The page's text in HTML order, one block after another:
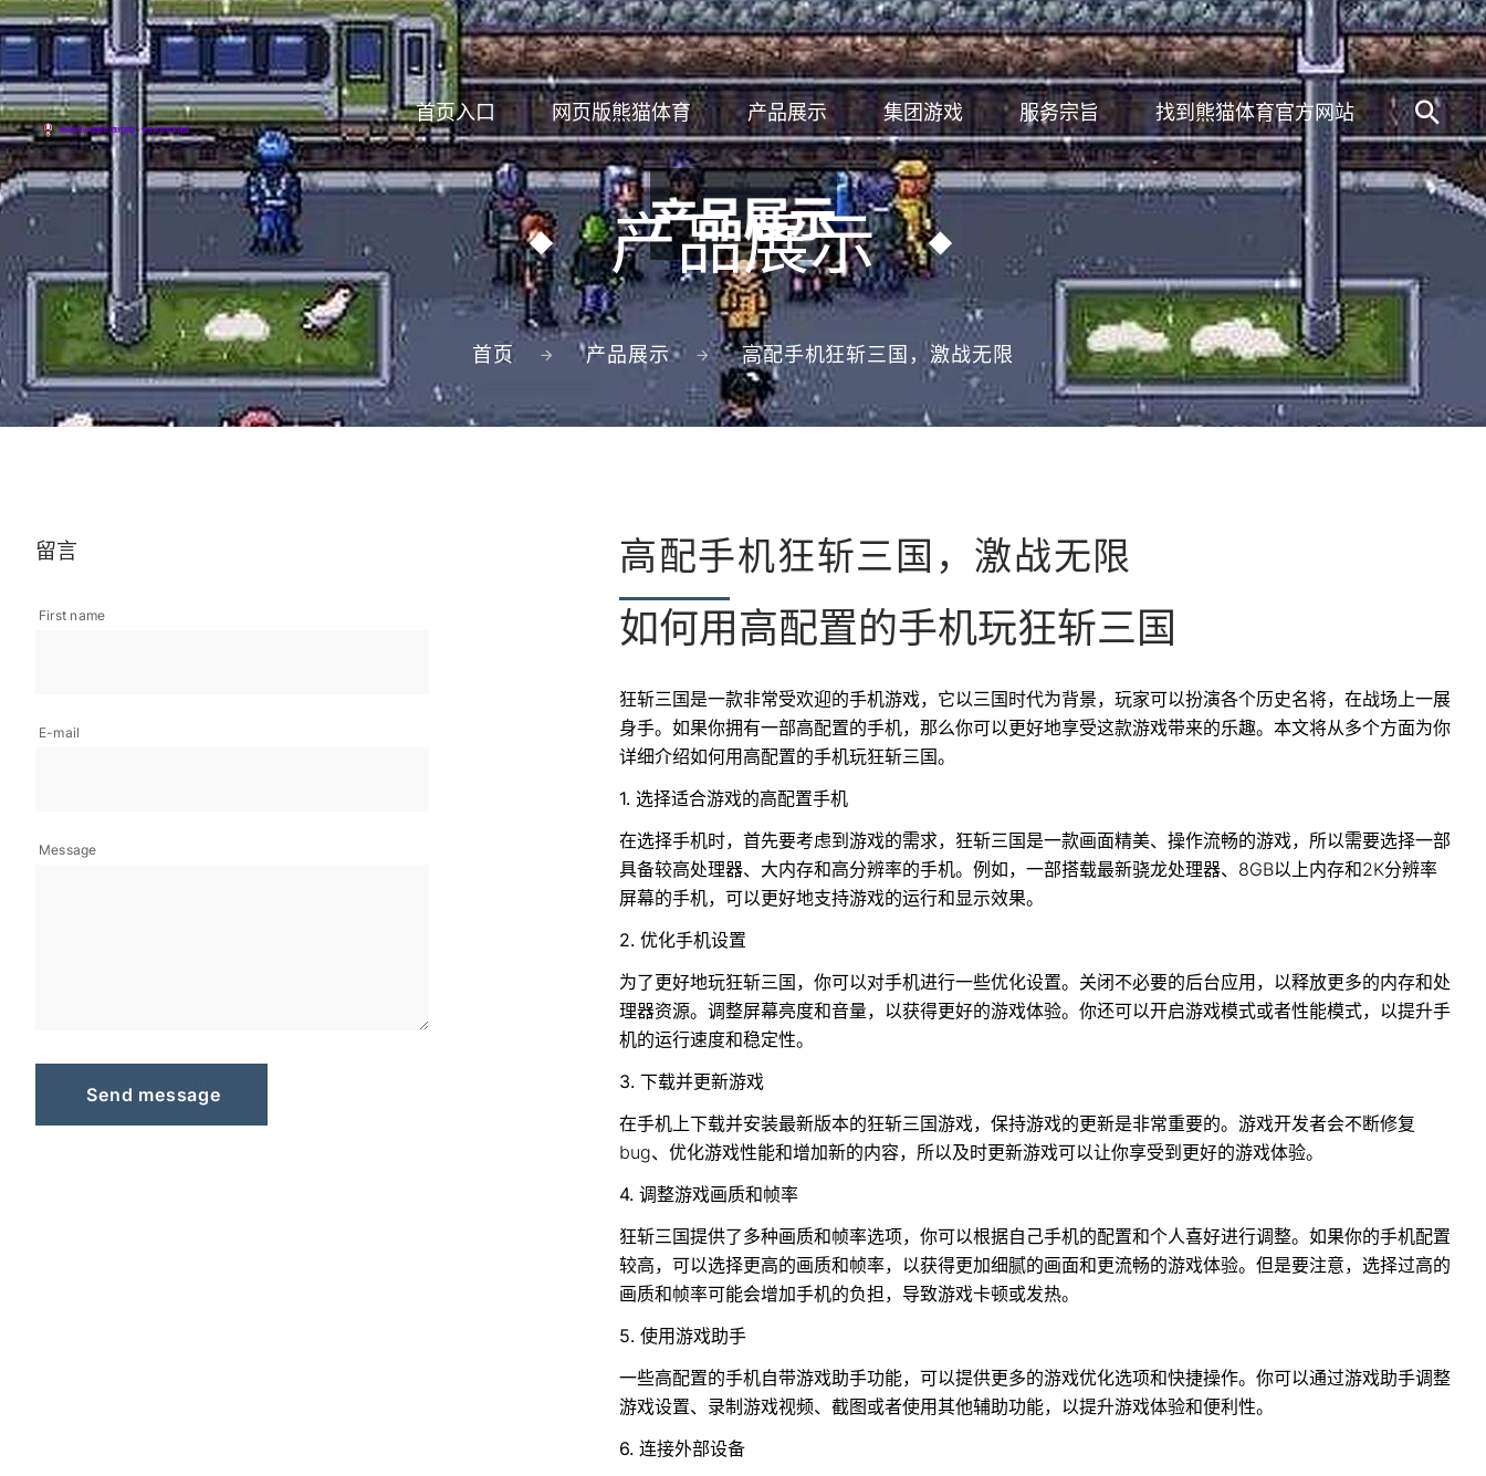
首页入口 网页版熊猫体育 产品展示 集团游戏 服务宗旨 找到熊猫体育官方网站
产品展示
首页 产品展示 高配手机狂斩三国，激战无限
留言
First name
E-mail
Message
S d
Send message
高配手机狂斩三国，激战无限
如何用高配置的手机玩狂斩三国
狂斩三国是一款非常受欢迎的手机游戏，它以三国时代为背景，玩家可以扮演各个历史名将，在战场上一展
身手。如果你拥有一部高配置的手机，那么你可以更好地享受这款游戏带来的乐趣。本文将从多个方面为你
详细介绍如何用高配置的手机玩狂斩三国。
1. 选择适合游戏的高配置手机
在选择手机时，首先要考虑到游戏的需求，狂斩三国是一款画面精美、操作流畅的游戏，所以需要选择一部
具备较高处理器、大内存和高分辨率的手机。例如，一部搭载最新骁龙处理器、8GB以上内存和2K分辨率
屏幕的手机，可以更好地支持游戏的运行和显示效果。
2. 优化手机设置
为了更好地玩狂斩三国，你可以对手机进行一些优化设置。关闭不必要的后台应用，以释放更多的内存和处
理器资源。调整屏幕亮度和音量，以获得更好的游戏体验。你还可以开启游戏模式或者性能模式，以提升手
机的运行速度和稳定性。
3. 下载并更新游戏
在手机上下载并安装最新版本的狂斩三国游戏，保持游戏的更新是非常重要的。游戏开发者会不断修复
bug、优化游戏性能和增加新的内容，所以及时更新游戏可以让你享受到更好的游戏体验。
4. 调整游戏画质和帧率
狂斩三国提供了多种画质和帧率选项，你可以根据自己手机的配置和个人喜好进行调整。如果你的手机配置
较高，可以选择更高的画质和帧率，以获得更加细腻的画面和更流畅的游戏体验。但是要注意，选择过高的
画质和帧率可能会增加手机的负担，导致游戏卡顿或发热。
5. 使用游戏助手
一些高配置的手机自带游戏助手功能，可以提供更多的游戏优化选项和快捷操作。你可以通过游戏助手调整
游戏设置、录制游戏视频、截图或者使用其他辅助功能，以提升游戏体验和便利性。
6. 连接外部设备